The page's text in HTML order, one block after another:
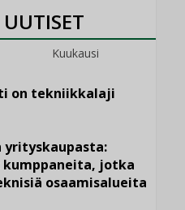
Kuukausi
on tekniikkalaji
yrityskaupasta:
kumppaneita, jotka
osaamisalueita